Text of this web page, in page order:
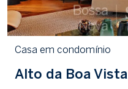
Casa em condomínio
Alto da Boa Vista